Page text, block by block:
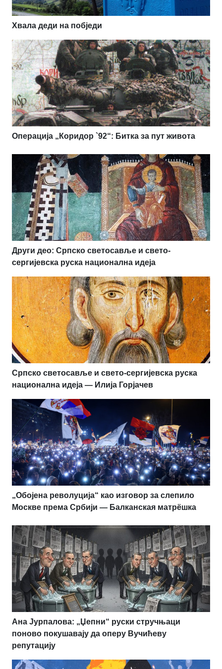
Хвала деди на побједи
Операција „Коридор `92“: Битка за пут живота
Други део: Српско светосавље и свето-
сергијевска руска национална идеја
Српско светосавље и свето-сергијевска руска
национална идеја — Илија Горјачев
„Обојена револуција“ као изговор за слепило
Москве према Србији — Балканская матрёшка
Ана Јурпалова: „Џепни“ руски стручњаци
поново покушавају да оперу Вучићеву
репутацију